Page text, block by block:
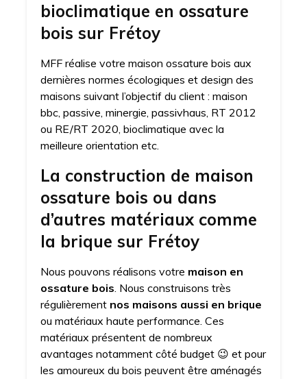
bioclimatique en ossature
bois sur Frétoy
MFF réalise votre maison ossature bois aux
dernières normes écologiques et design des
maisons suivant l’objectif du client : maison
bbc, passive, minergie, passivhaus, RT 2012
ou RE/RT 2020, bioclimatique avec la
meilleure orientation etc.
La construction de maison
ossature bois ou dans
d’autres matériaux comme
la brique sur Frétoy
Nous pouvons réalisons votre maison en
ossature bois. Nous construisons très
régulièrement nos maisons aussi en brique
ou matériaux haute performance. Ces
matériaux présentent de nombreux
avantages notamment côté budget 😉 et pour
les amoureux du bois peuvent être aménagés